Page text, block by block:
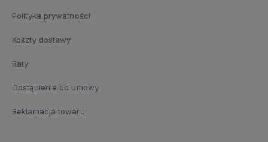
Polityka prywatności
Koszty dostawy
Raty
Odstąpienie od umowy
Reklamacja towaru